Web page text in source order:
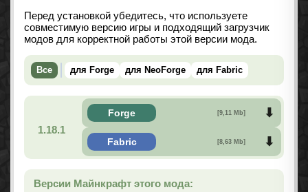
Перед установкой убедитесь, что используете
совместимую версию игры и подходящий загрузчик
модов для корректной работы этой версии мода.
Все для Forge для NeoForge для Fabric
1.18.1
Forge [9,11 Mb]
Fabric [8,63 Mb]
Версии Майнкрафт этого мода: